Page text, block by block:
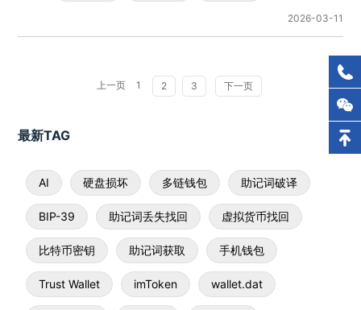
2026-03-11
上一页 1 2 3 下一页
最新TAG
AI 硬盘损坏 多链钱包 助记词破译
BIP-39 助记词丢失找回 虚拟货币找回
比特币密钥 助记词获取 手机钱包
Trust Wallet imToken wallet.dat